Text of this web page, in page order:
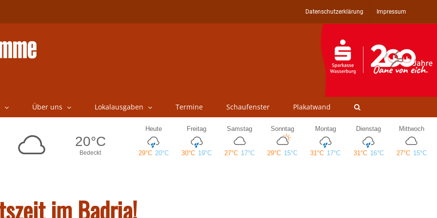
Datenschutzerklärung Impressum
Über uns Lokalausgaben Termine Schaufenster Plakatwand
im Badria!